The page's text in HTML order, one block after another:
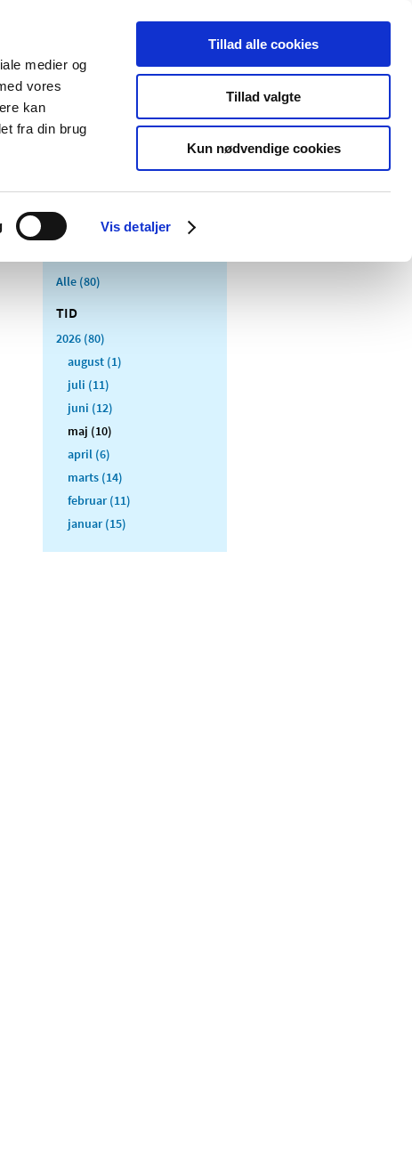
medier og
vores
kan
fra din brug
Vis detaljer
Tillad alle cookies
Tillad valgte
Kun nødvendige cookies
Udgivelser
Medicinsk
Særlige
produktområder
Alle (80)
TID
2026 (80)
august (1)
juli (11)
juni (12)
maj (10)
april (6)
marts (14)
februar (11)
januar (15)